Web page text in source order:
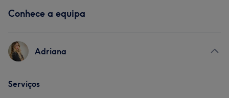
Conhece a equipa
Adriana
Serviços